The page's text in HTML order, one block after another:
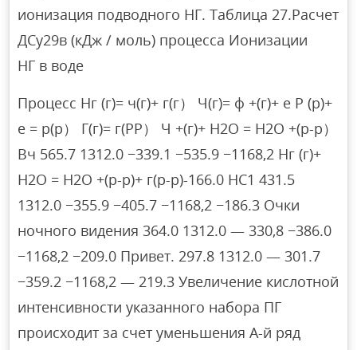
ионизация подводного НГ. Таблица 27.Расчет
ДСу29в (кДж / моль) процесса Ионизации
НГ в воде
Процесс Нг (г)= ч(г)+ г(г） Ч(г)= ф +(г)+ е Р (р)+
е = р(р） Г(г)= г(РР） Ч +(г)+ Н2О = Н2О +(р-р）
Вч 565.7 1312.0 −339.1 −535.9 −1168,2 Нг (г)+
Н2О = Н2О +(р-р)+ г(р-р)-166.0 НС1 431.5
1312.0 −355.9 −405.7 −1168,2 −186.3 Очки
ночного видения 364.0 1312.0 — 330,8 −386.0
−1168,2 −209.0 Привет. 297.8 1312.0 — 301.7
−359.2 −1168,2 — 219.3 Увеличение кислотной
интенсивности указанного набора ПГ
происходит за счет уменьшения A-й ряд